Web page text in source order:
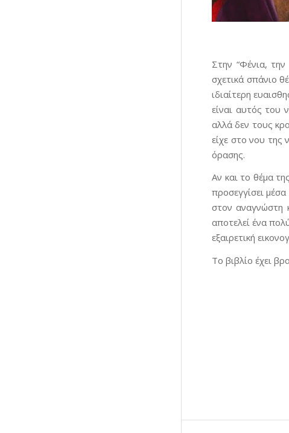
Στην “Φένια,
σχετικά σπάνιο
ιδιαίτερη
είναι αυτός του
αλλά δεν τους
είχε στο νου της
όρασης.
Αν και το θέμα
προσεγγίσει
στον αναγνώστη
αποτελεί ένα
εξαιρετική
Το βιβλίο έχει